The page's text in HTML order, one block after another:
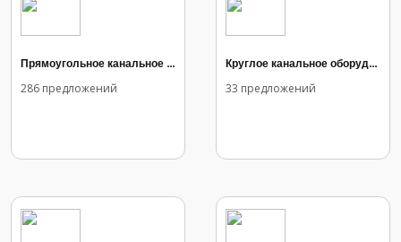
Прямоугольное канальное оборудование
286 предложений
Круглое канальное оборудование
33 предложений